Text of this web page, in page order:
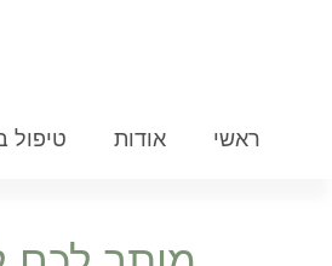
ראשי אודות טיפול